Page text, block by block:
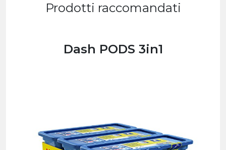
Prodotti raccomandati
Dash PODS 3in1